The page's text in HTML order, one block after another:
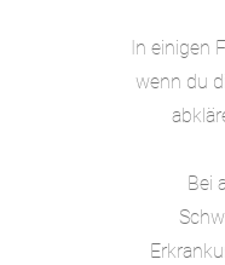
In einigen
wenn du
Bei